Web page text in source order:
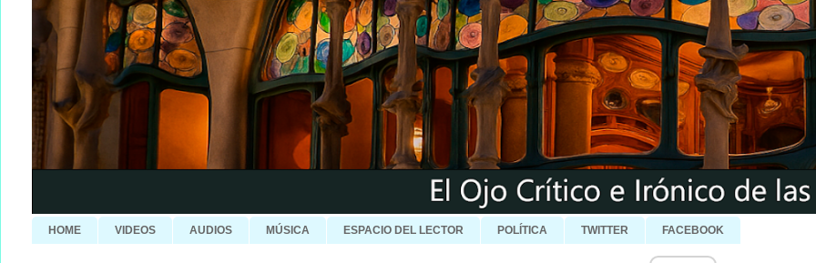
HOME VIDEOS AUDIOS MÚSICA ESPACIO DEL LECTOR POLÍTICA TWITTER FACEBOOK